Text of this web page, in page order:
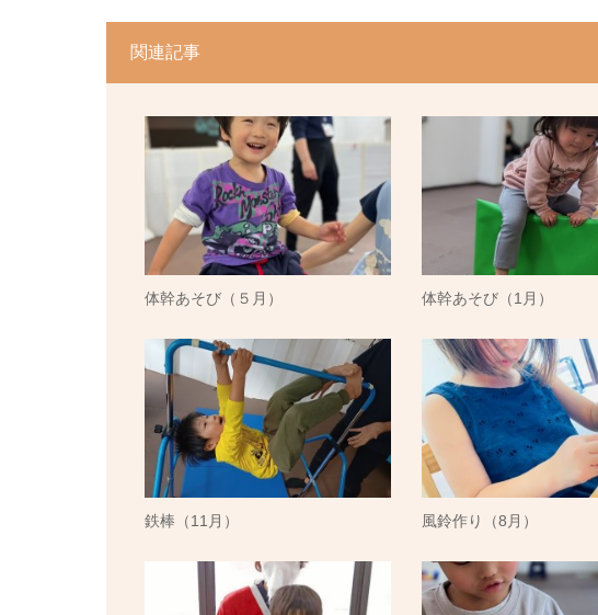
関連記事
体幹あそび（５月） 体幹あそび（1月）
鉄棒（11月） 風鈴作り（8月）